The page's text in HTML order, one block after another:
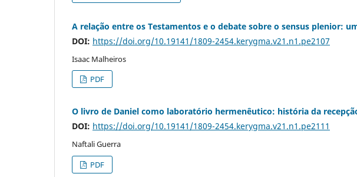
A relação entre os Testamentos e o debate sobre o sensus plenior:
DOI: https://doi.org/10.19141/1809-2454.kerygma.v21.n1.pe2107
Isaac Malheiros
PDF
O livro de Daniel como laboratório hermenêutico: história da
DOI: https://doi.org/10.19141/1809-2454.kerygma.v21.n1.pe2111
Naftali Guerra
PDF